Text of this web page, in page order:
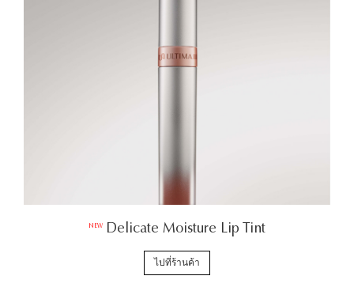
NEW Delicate Moisture Lip Tint
ไปที่ร้านค้า